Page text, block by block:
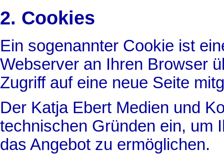
2. Cookies
Ein sogenannter Cookie ist
Webserver an Ihren Browser
Zugriff auf eine neue Seite
Der Katja Ebert Medien und
technischen Gründen ein, um
das Angebot zu ermöglichen.